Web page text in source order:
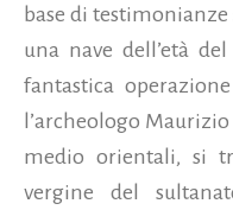
base di
una nave dell’età
fantastica
l’archeologo
medio orientali, si
vergine del